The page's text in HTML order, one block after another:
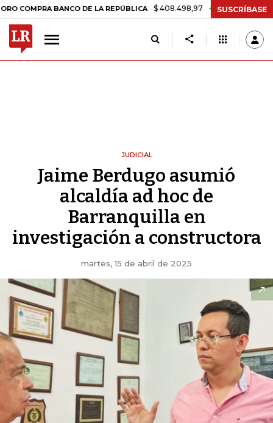
BANCO DE LA REPÚBLICA $ 408.498,97 +$ 8.753,81 +2,19%
SUSCRÍBASE
JUDICIAL
Jaime Berdugo asumió
alcaldía ad hoc de
Barranquilla en
investigación a constructora
martes, 15 de abril de 2025